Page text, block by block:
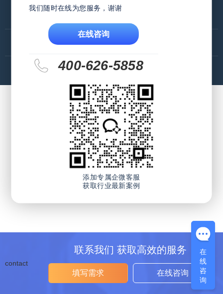
contact
联系我们 获取高效的服务
填写需求 在线咨询
我想了解
支持与服务
我是伙伴
我们随时在线为您服务，谢谢
在线咨询
400-626-5858
添加专属企微客服
获取行业最新案例
在
线
咨
询
在
线
咨
询